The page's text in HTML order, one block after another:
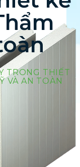
TRONG THIẾT
VÀ AN TOÀN